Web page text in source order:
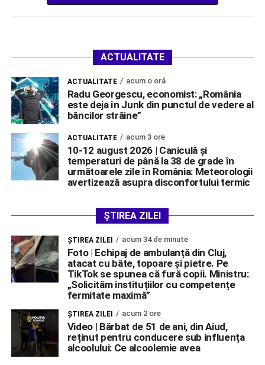
ACTUALITATE
ACTUALITATE acum o oră
Radu Georgescu, economist: „România
este deja în Junk din punctul de vedere al
băncilor străine”
ACTUALITATE acum 3 ore
10-12 august 2026 | Caniculă și
temperaturi de până la 38 de grade în
următoarele zile în România: Meteorologii
avertizează asupra disconfortului termic
ȘTIREA ZILEI
ŞTIREA ZILEI acum 34 de minute
Foto | Echipaj de ambulanță din Cluj,
atacat cu bâte, topoare și pietre. Pe
TikTok se spunea că fură copii. Ministru:
„Solicităm instituțiilor cu competențe
fermitate maximă”
ŞTIREA ZILEI acum 2 ore
Video | Bărbat de 51 de ani, din Aiud,
reținut pentru conducere sub influența
alcoolului: Ce alcoolemie avea